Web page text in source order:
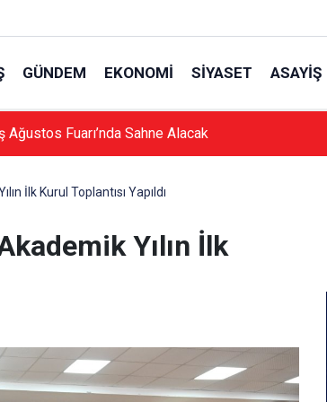
GÜNDEM EKONOMI SIYASET ASAYIŞ
Ağustos Fuarı’nda Sahne Alacak
İlk Kurul Toplantısı Yapıldı
Yılın İlk